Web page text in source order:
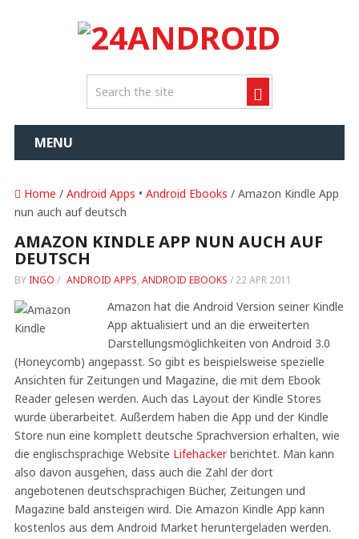
MENU
Home / Android Apps • Android Ebooks / Amazon Kindle App
nun auch auf deutsch
AMAZON KINDLE APP NUN AUCH AUF
DEUTSCH
BY INGO / ANDROID APPS, ANDROID EBOOKS / 22 APR 2011
Amazon hat die Android Version seiner Kindle
App aktualisiert und an die erweiterten
Darstellungsmöglichkeiten von Android 3.0
(Honeycomb) angepasst. So gibt es beispielsweise spezielle
Ansichten für Zeitungen und Magazine, die mit dem Ebook
Reader gelesen werden. Auch das Layout der Kindle Stores
wurde überarbeitet. Außerdem haben die App und der Kindle
Store nun eine komplett deutsche Sprachversion erhalten, wie
die englischsprachige Website Lifehackerberichtet. Man kann
also davon ausgehen, dass auch die Zahl der dort
angebotenen deutschsprachigen Bücher, Zeitungen und
Magazine bald ansteigen wird. Die Amazon Kindle App kann
kostenlos aus dem Android Market heruntergeladen werden.